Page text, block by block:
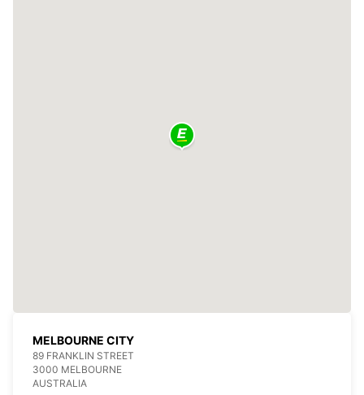
MELBOURNE CITY
89 FRANKLIN STREET
3000 MELBOURNE
AUSTRALIA